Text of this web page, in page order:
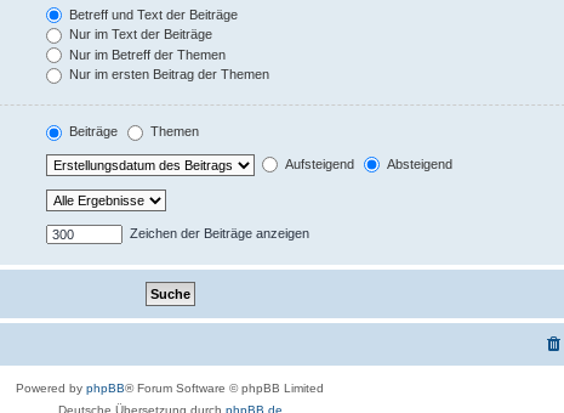
Betreff und Text der Beiträge
Nur im Text der Beiträge
Nur im Betreff der Themen
Nur im ersten Beitrag der Themen
Beiträge Themen
Aufsteigend Absteigend
Zeichen der Beiträge anzeigen
Powered by phpBB® Forum Software © phpBB Limited
Deutsche Übersetzung durch phpBB.de